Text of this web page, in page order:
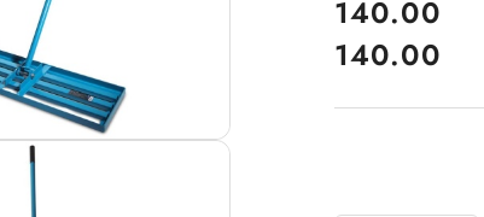
cena:
140.00
Cena:
140.00